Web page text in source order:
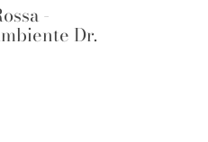
-
Dr.